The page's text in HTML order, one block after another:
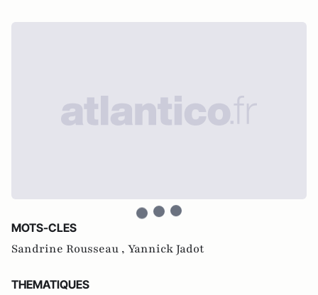
MOTS-CLES
Sandrine Rousseau , Yannick Jadot
THEMATIQUES